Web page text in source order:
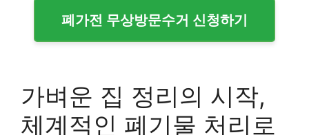
폐가전 무상방문수거 신청하기
가벼운 집 정리의 시작,
체계적인 폐기물 처리로